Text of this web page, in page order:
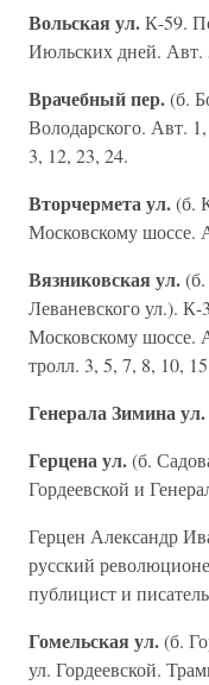
Вольская ул.К-59.
Июльских дней. Авт.
Врачебный пер.(б.
Володарского. Авт.
3, 12, 23, 24.
Вторчермета ул.(б.
Московскому шоссе.
Вязниковская ул.
Леваневского ул.).
Московскому шоссе.
тролл. 3, 5, 7, 8, 10,
Генерала Зимина ул.
Герцена ул.(б.
Гордеевской и
Герцен Александр
русский
публицист и
Гомельская ул.(б.
ул. Гордеевской.